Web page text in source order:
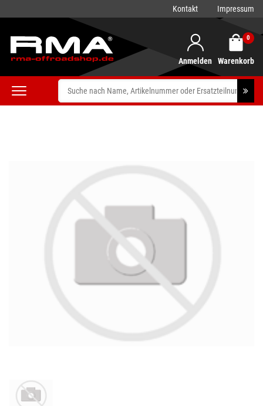
Kontakt Impressum
Anmelden
0
Warenkorb